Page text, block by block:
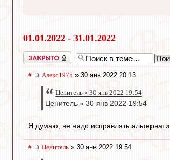
01.01.2022 - 31.01.2022
Закрыто
# Алекс1975 » 30 янв 2022 20:13
Ценитель » 30 янв 2022 19:54
Ценитель » 30 янв 2022 19:54
Я думаю, не надо исправлять
# Ценитель » 30 янв 2022 19:54